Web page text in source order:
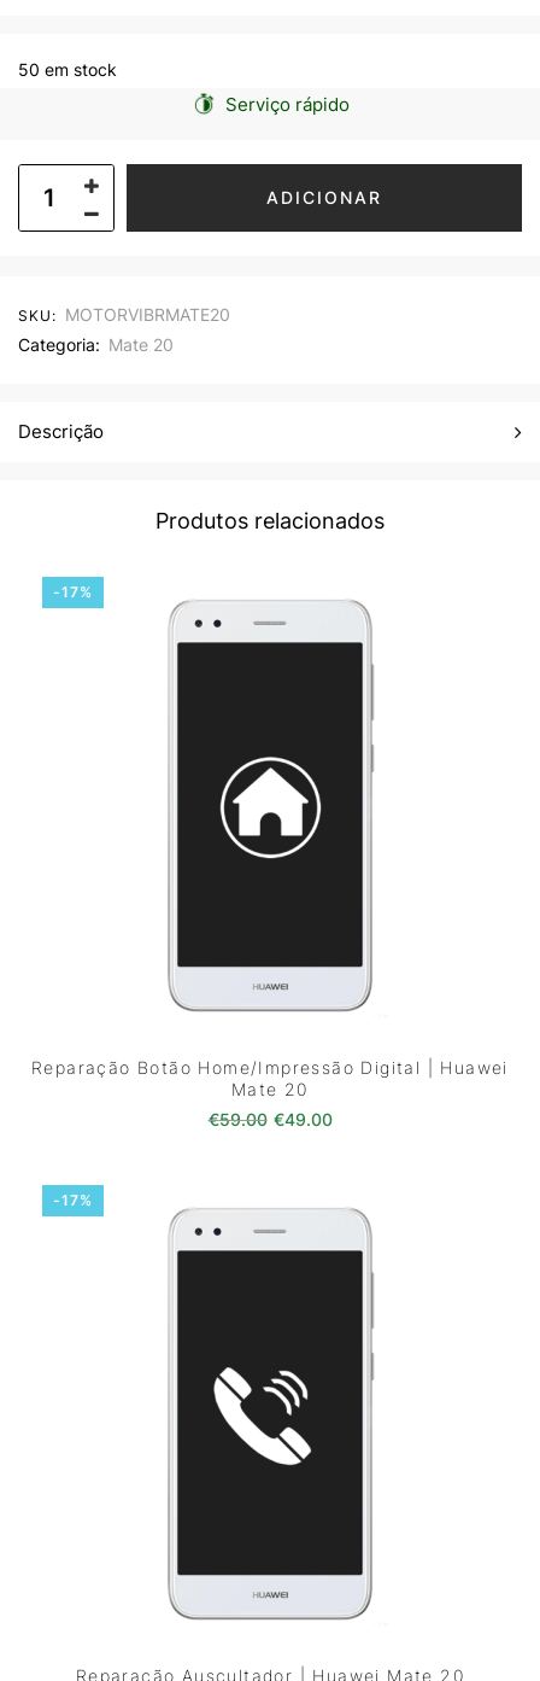
50 em stock
Serviço rápido
ADICIONAR
SKU: MOTORVIBRMATE20
Categoria: Mate 20
Descrição
Produtos relacionados
-17%
Reparação Botão Home/Impressão Digital | Huawei
Mate 20
€59.00 O preço original era: €59.00.
€49.00O preço atual é:
-17%
Reparação Auscultador | Huawei Mate 20